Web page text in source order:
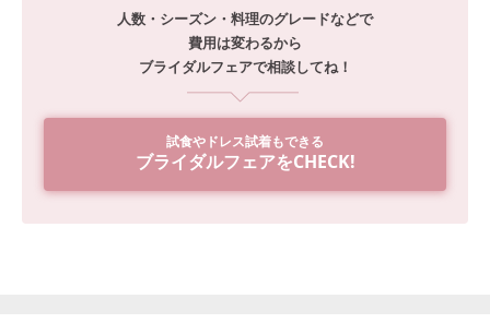
人数・シーズン・料理のグレードなどで
費用は変わるから
ブライダルフェアで相談してね！
試食やドレス試着もできる
ブライダルフェアをCHECK!